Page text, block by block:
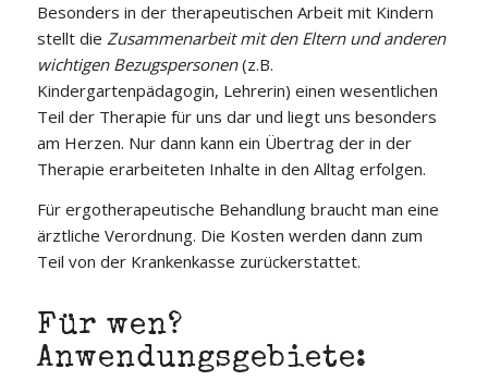
Besonders in der therapeutischen Arbeit mit Kindern
stellt die Zusammenarbeit mit den Eltern und anderen
wichtigen Bezugspersonen(z.B.
Kindergartenpädagogin, Lehrerin) einen wesentlichen
Teil der Therapie für uns dar und liegt uns besonders
am Herzen. Nur dann kann ein Übertrag der in der
Therapie erarbeiteten Inhalte in den Alltag erfolgen.
Für ergotherapeutische Behandlung braucht man eine
ärztliche Verordnung. Die Kosten werden dann zum
Teil von der Krankenkasse zurückerstattet.
Für wen?
Anwendungsgebiete: